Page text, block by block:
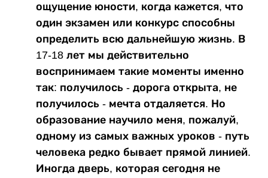
ощущение юности, когда кажется, что
один экзамен или конкурс способны
определить всю дальнейшую жизнь. В
17-18 лет мы действительно
воспринимаем такие моменты именно
так: получилось - дорога открыта, не
получилось - мечта отдаляется. Но
образование научило меня, пожалуй,
одному из самых важных уроков - путь
человека редко бывает прямой линией.
Иногда дверь, которая сегодня не